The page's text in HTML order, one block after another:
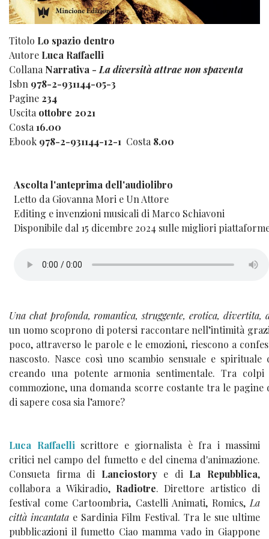
Titolo Lo spazio dentro
Autore Luca Raffaelli
CollanaNarrativa -La diversità attrae non spaventa
Isbn 978-2-931144-05-3
Pagine 234
Uscitaottobre 2021
Costa16.00
Ebook 978-2-931144-12-1 Costa8.00
Ascolta l'anteprima dell'audiolibro
Letto da Giovanna Mori e Un Attore
Editing e invenzioni musicali di Marco Schiavoni
Disponibile dal 15 dicembre 2024 sulle migliori
Una chat profonda, romantica, struggente, erotica, divertita,
un uomo scoprono di potersi raccontare nell’intimità
poco, attraverso le parole e le emozioni, riescono a
nascosto. Nasce così uno scambio sensuale e
creando una potente armonia sentimentale. Tra
commozione, una domanda scorre costante tra le
di sapere cosa sia l’amore?
Luca Raffaelliscrittore e giornalista è fra i massimi
critici nel campo del fumetto e del cinema d'animazione.
Consueta firma di Lanciostorye di La Repubblica,
collabora a Wikiradio, Radiotre. Direttore artistico di
festival come Cartoombria, Castelli Animati, Romics,La
città incantata e Sardinia Film Festival. Tra le sue ultime
pubblicazioni il fumetto Ciao mamma vado in Giappone